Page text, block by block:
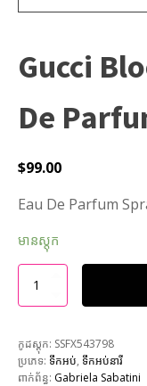
Gucci
De
$99.00
Eau De Parfum
មានស្តុក
កូដស្តុក: SSFX543798
ប្រភេទ: ទឹកអប់, ទឹកអប់នារី
ពាក់ព័ន្ធ: Gabriela Sabatini